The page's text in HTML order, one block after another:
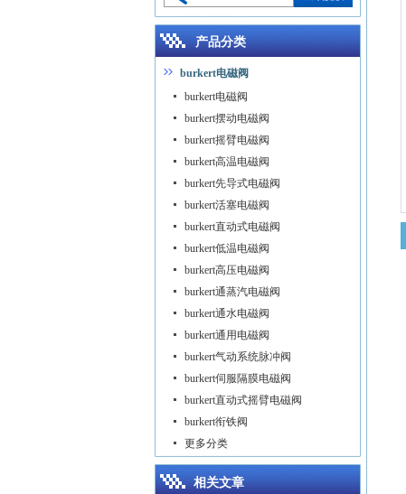
产品分类
burkert电磁阀
burkert电磁阀
burkert摆动电磁阀
burkert摇臂电磁阀
burkert高温电磁阀
burkert先导式电磁阀
burkert活塞电磁阀
burkert直动式电磁阀
burkert低温电磁阀
burkert高压电磁阀
burkert通蒸汽电磁阀
burkert通水电磁阀
burkert通用电磁阀
burkert气动系统脉冲阀
burkert伺服隔膜电磁阀
burkert直动式摇臂电磁阀
burkert衔铁阀
更多分类
相关文章